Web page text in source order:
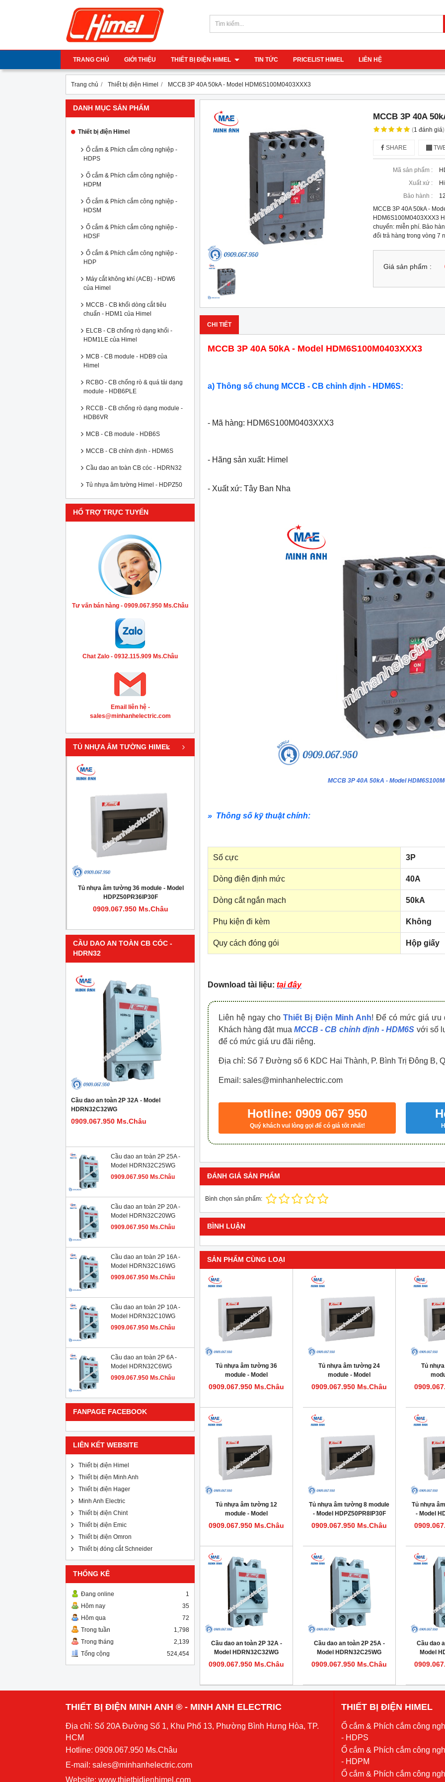
TRANG CHỦ GIỚI THIỆU THIẾT BỊ ĐIỆN HIMEL TIN TỨC PRICELIST HIMEL LIÊN HỆ
Trang chủ Thiết bị điện Himel MCCB 3P 40A 50kA - Model HDM6S100M0403XXX3
DANH MỤC SẢN PHẨM
Thiết bị điện Himel
Ổ cắm & Phích cắm công nghiệp -
HDPS
Ổ cắm & Phích cắm công nghiệp -
HDPM
Ổ cắm & Phích cắm công nghiệp -
HDSM
Ổ cắm & Phích cắm công nghiệp -
HDSF
Ổ cắm & Phích cắm công nghiệp -
HDP
Máy cắt không khí (ACB) - HDW6
của Himel
MCCB - CB khối dòng cắt tiêu
chuẩn - HDM1 của Himel
ELCB - CB chống rò dạng khối -
HDM1LE của Himel
MCB - CB module - HDB9 của
Himel
RCBO - CB chống rò & quá tải dạng
module - HDB6PLE
RCCB - CB chống rò dạng module -
HDB6VR
MCB - CB module - HDB6S
MCCB - CB chỉnh định - HDM6S
Cầu dao an toàn CB cóc - HDRN32
Tủ nhựa âm tường Himel - HDPZ50
HỔ TRỢ TRỰC TUYẾN
Tư vấn bán hàng - 0909.067.950 Ms.Châu
Chat Zalo - 0932.115.909 Ms.Châu
Email liên hệ -
sales@minhanhelectric.com
TỦ NHỰA ÂM TƯỜNG HIMEL
Tủ nhựa âm tường 36 module - Model
HDPZ50PR36IP30F
0909.067.950 Ms.Châu
Tủ nhựa âm tường 24 module - Model
HDPZ50PR24IP30F
0909.067.950 Ms.Châu
Tủ nhựa âm tường 18 module - Model
HDPZ50PR18IP30F
0909.067.950 Ms.Châu
‹ ›
CẦU DAO AN TOÀN CB CÓC -
HDRN32
Cầu dao an toàn 2P 32A - Model
HDRN32C32WG
0909.067.950 Ms.Châu
Cầu dao an toàn 2P 25A -
Model HDRN32C25WG
0909.067.950 Ms.Châu
Cầu dao an toàn 2P 20A -
Model HDRN32C20WG
0909.067.950 Ms.Châu
Cầu dao an toàn 2P 16A -
Model HDRN32C16WG
0909.067.950 Ms.Châu
Cầu dao an toàn 2P 10A -
Model HDRN32C10WG
0909.067.950 Ms.Châu
Cầu dao an toàn 2P 6A -
Model HDRN32C6WG
0909.067.950 Ms.Châu
FANPAGE FACEBOOK
LIÊN KẾT WEBSITE
Thiết bị điện Himel
Thiết bị điện Minh Anh
Thiết bị điện Hager
Minh Anh Electric
Thiết bị điện Chint
Thiết bị điện Emic
Thiết bị điện Omron
Thiết bị đóng cắt Schneider
THỐNG KÊ
Đang online
1
Hôm nay
35
Hôm qua
72
Trong tuần
1,798
Trong tháng
2,139
Tổng cộng
524,454
MCCB 3P 40A
(1đánh giá)
SHARE
Mã sản phẩm :
Xuất xứ :
Bảo hành :
MCCB 3P 40A 50kA -
HDM6S100M0403XXX3
chuyển: miễn phí. Bảo
đổi trả hàng trong vòng 7
Giá sản phẩm :
CHI TIẾT
MCCB 3P 40A 50kA - Model HDM6S100M0403XXX3
a) Thông số chung MCCB - CB chỉnh định - HDM6S:
- Mã hàng: HDM6S100M0403XXX3
- Hãng sản xuất: Himel
- Xuất xứ: Tây Ban Nha
MCCB 3P 40A 50kA - Model
» Thông số kỹ thuật chính:
Số cực 3P
Dòng điện định mức 40A
Dòng cắt ngắn mạch 50kA
Phụ kiện đi kèm Không
Quy cách đóng gói Hộp giấy
Download tài liệu: tại đây
Liên hệ ngay choThiết Bị Điện Minh Anh! Để có mức giá ưu
Khách hàng đặt mua MCCB - CB chỉnh định - HDM6S với số
để có mức giá ưu đãi riêng.
Địa chỉ: Số 7 Đường số 6 KDC Hai Thành, P. Bình Trị Đông B,
Email: sales@minhanhelectric.com
Hotline: 0909 067 950
Quý khách vui lòng gọi để có giá tốt nhất!
ĐÁNH GIÁ SẢN PHẨM
Bình chọn sản phẩm:
BÌNH LUẬN
SẢN PHẨM CÙNG LOẠI
Tủ nhựa âm tường 36
module - Model
HDPZ50PR36IP30F
0909.067.950 Ms.Châu
Tủ nhựa âm tường 24
module - Model
HDPZ50PR24IP30F
0909.067.950 Ms.Châu
Tủ
Tủ nhựa âm tường 12
module - Model
HDPZ50PR12IP30F
0909.067.950 Ms.Châu
Tủ nhựa âm tường 8 module
- Model HDPZ50PR8IP30F
0909.067.950 Ms.Châu
Tủ nhựa
- Model
Cầu dao an toàn 2P 32A -
Model HDRN32C32WG
0909.067.950 Ms.Châu
Cầu dao an toàn 2P 25A -
Model HDRN32C25WG
0909.067.950 Ms.Châu
Cầu dao
Model
THIẾT BỊ ĐIỆN MINH ANH ® - MINH ANH ELECTRIC
Địa chỉ: Số 20A Đường Số 1, Khu Phố 13, Phường Bình Hưng Hòa, TP.
HCM
Hotline: 0909.067.950 Ms.Châu
E-mail: sales@minhanhelectric.com
Website: www.thietbidienhimel.com
THIẾT BỊ ĐIỆN HIMEL
Ổ cắm & Phích cắm công
- HDPS
Ổ cắm & Phích cắm công
- HDPM
Ổ cắm & Phích cắm công